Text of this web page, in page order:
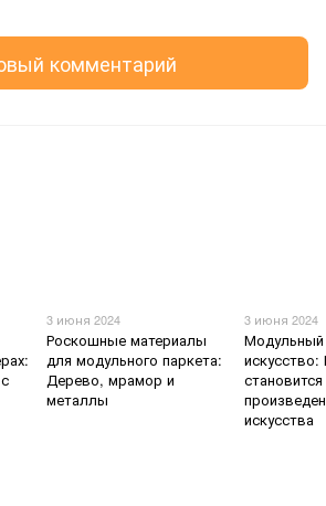
комментарий
3 июня 2024
Роскошные материалы
для модульного паркета:
Дерево, мрамор и
металлы
3 июня 2024
Модульный
становится
искусства